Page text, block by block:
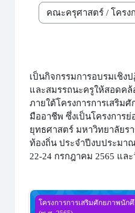
ประเภทของรายวิชา
เป็นกิจกรรมการอบรมเชิ
และสมรรถนะครูให้สอดค
ภายใต้โครงการการเสริม
มืออาชีพ ซึ่งเป็นโครงการย่
ยุทธศาสตร์ มหาวิทยาลัยร
ท้องถิ่น ประจำปีงบประมา
22-24 กรกฎาคม 2565 แล
แบบทดสอบ ภาค ก ความ
โครงการการเสริมศักยภาพนั